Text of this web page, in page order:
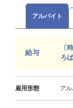
アルバイト
給与
〔
ろ
雇用形態 ア